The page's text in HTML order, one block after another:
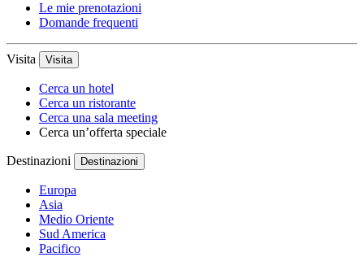
Le mie prenotazioni
Domande frequenti
Visita Visita
Cerca un hotel
Cerca un ristorante
Cerca una sala meeting
Cerca un’offerta speciale
Destinazioni Destinazioni
Europa
Asia
Medio Oriente
Sud America
Pacifico